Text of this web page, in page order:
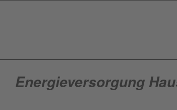
Energie­versor­gung